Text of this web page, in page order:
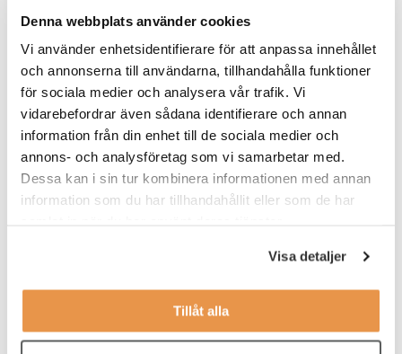
Denna webbplats använder cookies
Vi använder enhetsidentifierare för att anpassa innehållet
och annonserna till användarna, tillhandahålla funktioner
för sociala medier och analysera vår trafik. Vi
vidarebefordrar även sådana identifierare och annan
information från din enhet till de sociala medier och
annons- och analysföretag som vi samarbetar med.
Dessa kan i sin tur kombinera informationen med annan
information som du har tillhandahållit eller som de har
Visa detaljer
Tillåt alla
Vi spräcker jobbmyter (12.08 min)
Din jobbintervju – Do’s and dont’s (10.32
min)